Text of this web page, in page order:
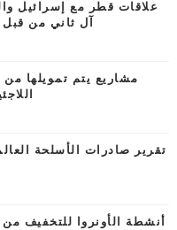
علاقات قطر مع إسرائيل
آل ثاني من قبل ابنه
مشاريع يتم تمويلها من
أنشطة الأونروا للتخفيف من